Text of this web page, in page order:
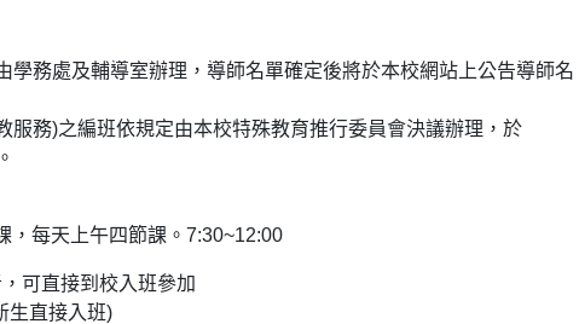
務處及輔導室辦理，導師名單確定後將於本校網站上公告導師名
服務)之編班依規定由本校特殊教育推行委員會決議辦理，於
，每天上午四節課。7:30~12:00
可直接到校入班參加
生直接入班)